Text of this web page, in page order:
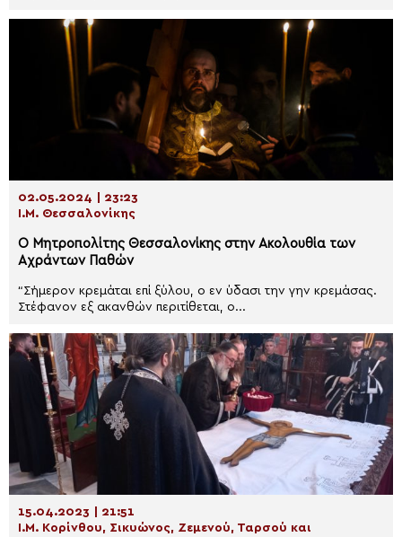
02.05.2024 | 23:23
Ι.Μ. Θεσσαλονίκης
Ο Μητροπολίτης Θεσσαλονίκης στην Ακολουθία των
Αχράντων Παθών
“Σήμερον κρεμάται επί ξύλου, ο εν ύδασι την γην κρεμάσας.
Στέφανον εξ ακανθών περιτίθεται, ο...
15.04.2023 | 21:51
Ι.Μ. Κορίνθου, Σικυώνος, Ζεμενού, Ταρσού και